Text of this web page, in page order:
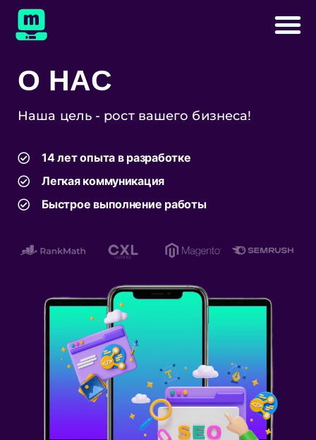
О НАС
Наша цель - рост вашего бизнеса!
14 лет опыта в разработке
Легкая коммуникация
Быстрое выполнение работы